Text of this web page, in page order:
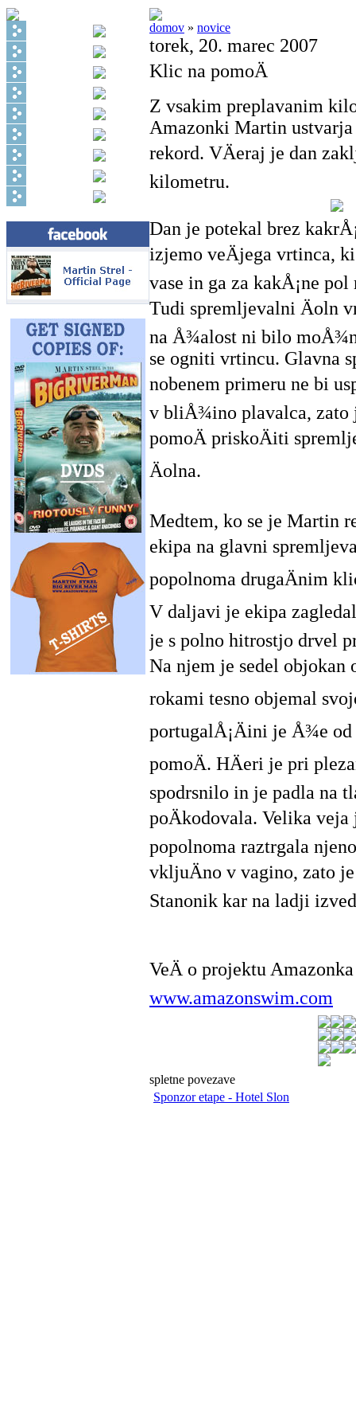
domov » novice
torek, 20. marec 2007
Klic na pomoÄ
Z vsakim preplavanim
Amazonki Martin ustvarja
rekord. VÄeraj je dan
kilometru.
Dan je potekal brez
izjemo veÄjega vrtinca,
vase in ga za kakÅ¡ne
Tudi spremljevalni Äoln
na Å¾alost ni bilo
se ogniti vrtincu. Glavna
nobenem primeru ne bi
v bliÅ¾ino plavalca, zato
pomoÄ priskoÄiti
Äolna.
Medtem, ko se je Martin
ekipa na glavni
popolnoma drugaÄnim
V daljavi je ekipa
je s polno hitrostjo drvel
Na njem je sedel objokan
rokami tesno objemal
portugalÅ¡Äini je Å¾e od
pomoÄ. HÄeri je pri
spodrsnilo in je padla na
poÄkodovala. Velika veja
popolnoma raztrgala
vkljuÄno v vagino, zato
Stanonik kar na ladji
VeÄ o projektu
www.amazonswim.com
spletne povezave
Sponzor etape - Hotel Slon